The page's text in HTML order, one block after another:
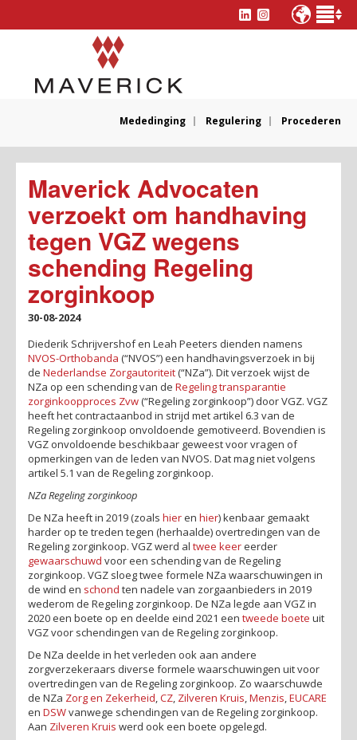
Mededinging Regulering Procederen
Maverick Advocaten
verzoekt om handhaving
tegen VGZ wegens
schending Regeling
zorginkoop
30-08-2024
Diederik Schrijvershof en Leah Peeters dienden namens
NVOS-Orthobanda (“NVOS”) een handhavingsverzoek in bij
de Nederlandse Zorgautoriteit(“NZa”). Dit verzoek wijst de
NZa op een schending van de Regeling transparantie
zorginkoopproces Zvw(“Regeling zorginkoop”) door VGZ. VGZ
heeft het contractaanbod in strijd met artikel 6.3 van de
Regeling zorginkoop onvoldoende gemotiveerd. Bovendien is
VGZ onvoldoende beschikbaar geweest voor vragen of
opmerkingen van de leden van NVOS. Dat mag niet volgens
artikel 5.1 van de Regeling zorginkoop.
NZa Regeling zorginkoop
De NZa heeft in 2019 (zoals hieren hier) kenbaar gemaakt
harder op te treden tegen (herhaalde) overtredingen van de
Regeling zorginkoop. VGZ werd al twee keereerder
gewaarschuwd voor een schending van de Regeling
zorginkoop. VGZ sloeg twee formele NZa waarschuwingen in
de wind en schond ten nadele van zorgaanbieders in 2019
wederom de Regeling zorginkoop. De NZa legde aan VGZ in
2020 een boete op en deelde eind 2021 een tweede boete uit
VGZ voor schendingen van de Regeling zorginkoop.
De NZa deelde in het verleden ook aan andere
zorgverzekeraars diverse formele waarschuwingen uit voor
overtredingen van de Regeling zorginkoop. Zo waarschuwde
de NZa Zorg en Zekerheid CZ Zilveren Kruis Menzis EUCARE
en DSWvanwege schendingen van de Regeling zorginkoop.
Aan Zilveren Kruis werd ook een boete opgelegd.